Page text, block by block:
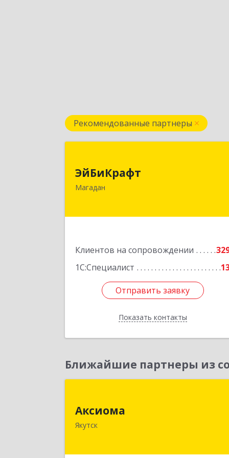
Рекомендованные партнеры
ЭйБиКрафт
Магадан
Клиентов на сопровождении
1С:Специалист
Отправить заявку
Показать контакты
685000, Магаданская обл, Магадан г,
Отправить заявку
Назад
Ближайшие партнеры из
Аксиома
Якутск